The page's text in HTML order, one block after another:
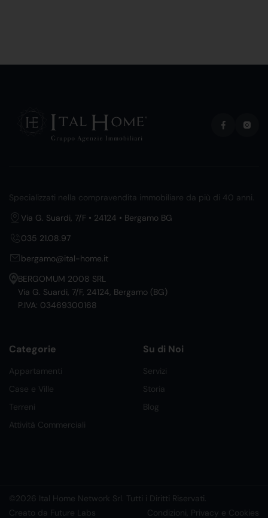
Specializzati nella compravendita immobiliare da più di 40 anni.
Via G. Suardi, 7/F • 24124 • Bergamo BG
035 21.08.97
bergamo@ital-home.it
BERGOMUM 2008 SRL
Via G. Suardi, 7/F, 24124, Bergamo (BG)
P.IVA: 03469300168
Categorie
Appartamenti
Case e Ville
Terreni
Attività Commerciali
Su di Noi
Servizi
Storia
Blog
©2026 Ital Home Network Srl. Tutti i Diritti Riservati.
Creato da Future Labs
Condizioni, Privacy e Cookies